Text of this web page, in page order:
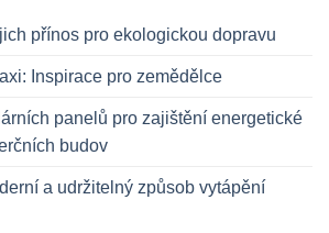
přínos pro ekologickou dopravu
Inspirace pro zemědělce
panelů pro zajištění energetické
budov
a udržitelný způsob vytápění